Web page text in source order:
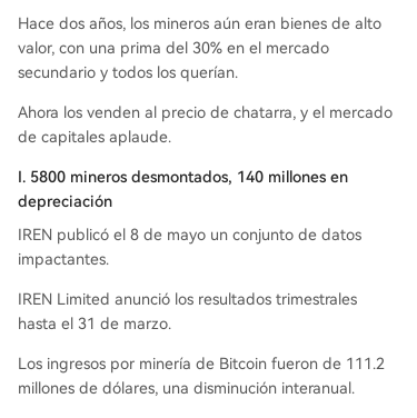
ente en la inteligencia artificial.
Hace dos años, los mineros aún eran bienes de alto
valor, con una prima del 30% en el mercado
secundario y todos los querían.
Ahora los venden al precio de chatarra, y el mercado
de capitales aplaude.
I. 5800 mineros desmontados, 140 millones en
depreciación
IREN publicó el 8 de mayo un conjunto de datos
impactantes.
IREN Limited anunció los resultados trimestrales
hasta el 31 de marzo.
Los ingresos por minería de Bitcoin fueron de 111.2
millones de dólares, una disminución interanual.